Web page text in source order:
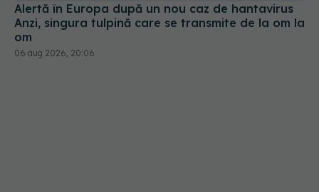
Alertă în Europa după un nou caz de hantavirus
Anzi, singura tulpină care se transmite de la om la
om
06 aug 2026, 20:06